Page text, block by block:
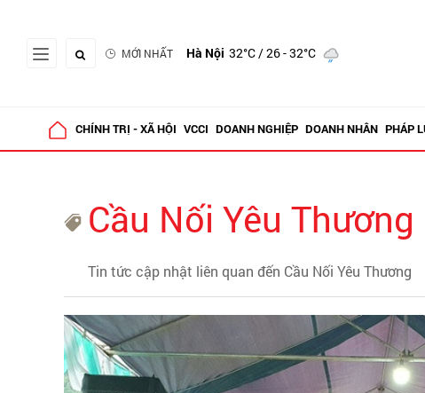
MỚI NHẤT Hà Nội 32°C/ 26 - 32°C
CHÍNH TRỊ - XÃ HỘI VCCI DOANH NGHIỆP DOANH NHÂN PHÁP
Cầu Nối Yêu Thương
Tin tức cập nhật liên quan đến Cầu Nối Yêu Thương